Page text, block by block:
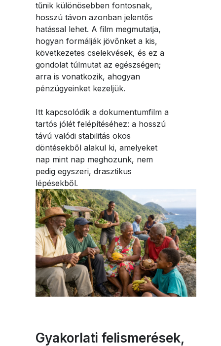
tűnik különösebben fontosnak,
hosszú távon azonban jelentős
hatással lehet. A film megmutatja,
hogyan formálják jövőnket a kis,
következetes cselekvések, és ez a
gondolat túlmutat az egészségen;
arra is vonatkozik, ahogyan
pénzügyeinket kezeljük.
Itt kapcsolódik a dokumentumfilm a
tartós jólét felépítéséhez: a hosszú
távú valódi stabilitás okos
döntésekből alakul ki, amelyeket
nap mint nap meghozunk, nem
pedig egyszeri, drasztikus
lépésekből.
Gyakorlati felismerések,